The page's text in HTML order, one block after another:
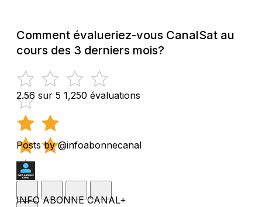
Comment évalueriez-vous CanalSat au
cours des 3 derniers mois?
2.56 sur 5 1,250 évaluations
Posts by @infoabonnecanal
INFO ABONNE CANAL+